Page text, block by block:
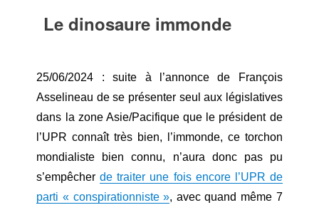
Le dinosaure immonde
25/06/2024 : suite à l’annonce de François
Asselineau de se présenter seul aux législatives
dans la zone Asie/Pacifique que le président de
l’UPR connaît très bien, l’immonde, ce torchon
mondialiste bien connu, n’aura donc pas pu
s’empêcherde traiter une fois encore l’UPR de
parti « conspirationniste », avec quand même 7